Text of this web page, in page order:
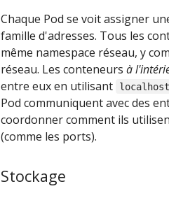
Chaque Pod se voit assigner
famille d'adresses. Tous les
même namespace réseau, y
réseau. Les conteneurs à
entre eux en utilisant
localhost
Pod communiquent avec des
coordonner comment ils
(comme les ports).
Stockage